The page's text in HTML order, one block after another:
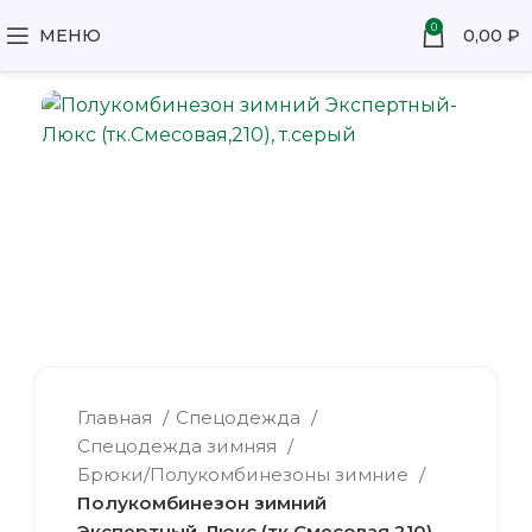
МЕНЮ 0 0,00 ₽
Главная
Спецодежда
Спецодежда зимняя
Брюки/Полукомбинезоны зимние
Полукомбинезон зимний